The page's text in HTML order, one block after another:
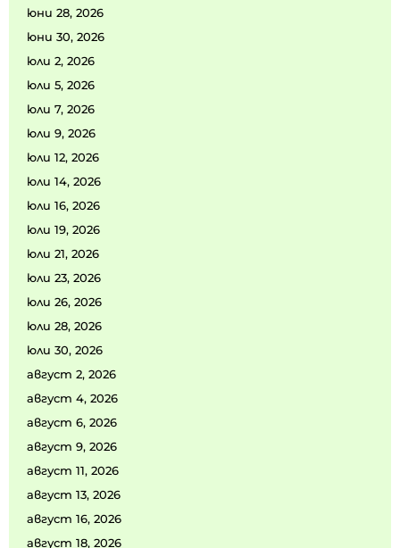
юни 28, 2026
юни 30, 2026
юли 2, 2026
юли 5, 2026
юли 7, 2026
юли 9, 2026
юли 12, 2026
юли 14, 2026
юли 16, 2026
юли 19, 2026
юли 21, 2026
юли 23, 2026
юли 26, 2026
юли 28, 2026
юли 30, 2026
август 2, 2026
август 4, 2026
август 6, 2026
август 9, 2026
август 11, 2026
август 13, 2026
август 16, 2026
август 18, 2026